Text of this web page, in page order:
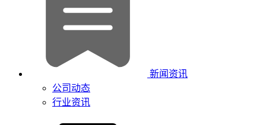
新闻资讯
公司动态
行业资讯